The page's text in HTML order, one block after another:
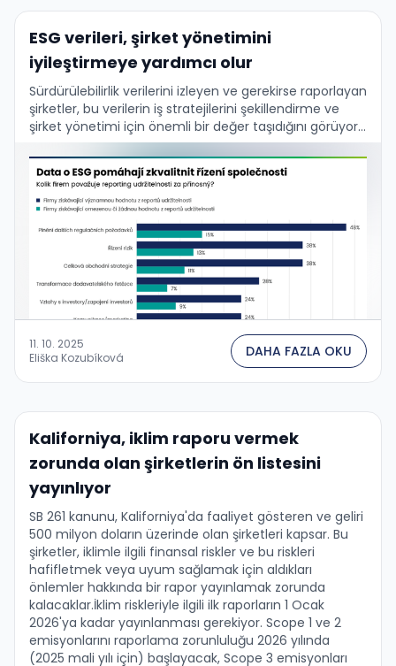
ESG verileri, şirket yönetimini
iyileştirmeye yardımcı olur
Sürdürülebilirlik verilerini izleyen ve gerekirse raporlayan
şirketler, bu verilerin iş stratejilerini şekillendirme ve
şirket yönetimi için önemli bir değer taşıdığını görüyor.
Bu, PwC'nin güncel küresel araştırma sonuçlarıyla ve
aynı zamanda …
11. 10. 2025
Eliška Kozubíková
DAHA FAZLA OKU
Kaliforniya, iklim raporu vermek
zorunda olan şirketlerin ön listesini
yayınlıyor
SB 261 kanunu, Kaliforniya'da faaliyet gösteren ve geliri
500 milyon doların üzerinde olan şirketleri kapsar. Bu
şirketler, iklimle ilgili finansal riskler ve bu riskleri
hafifletmek veya uyum sağlamak için aldıkları
önlemler hakkında bir rapor yayınlamak zorunda
kalacaklar.İklim riskleriyle ilgili ilk raporların 1 Ocak
2026'ya kadar yayınlanması gerekiyor. Scope 1 ve 2
emisyonlarını raporlama zorunluluğu 2026 yılında
(2025 mali yılı için) başlayacak, Scope 3 emisyonları